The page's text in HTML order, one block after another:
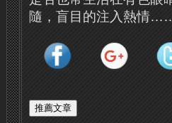
隨，盲目的注入熱情